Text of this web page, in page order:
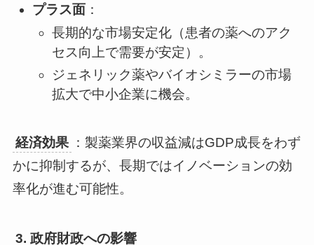
プラス面 ：
長期的な市場安定化（患者の薬へのアク
セス向上で需要が安定）。
ジェネリック薬やバイオシミラーの市場
拡大で中小企業に機会。
経済効果 ：製薬業界の収益減はGDP成長をわず
かに抑制するが、長期ではイノベーションの効
率化が進む可能性。
3. 政府財政への影響